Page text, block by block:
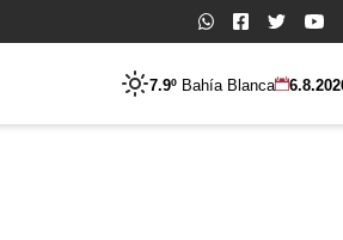
7.9º Bahía Blanca